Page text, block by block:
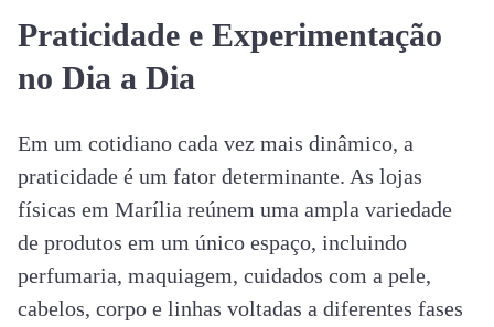
Praticidade e Experimentação
no Dia a Dia
Em um cotidiano cada vez mais dinâmico, a
praticidade é um fator determinante. As lojas
físicas em Marília reúnem uma ampla variedade
de produtos em um único espaço, incluindo
perfumaria, maquiagem, cuidados com a pele,
cabelos, corpo e linhas voltadas a diferentes fases